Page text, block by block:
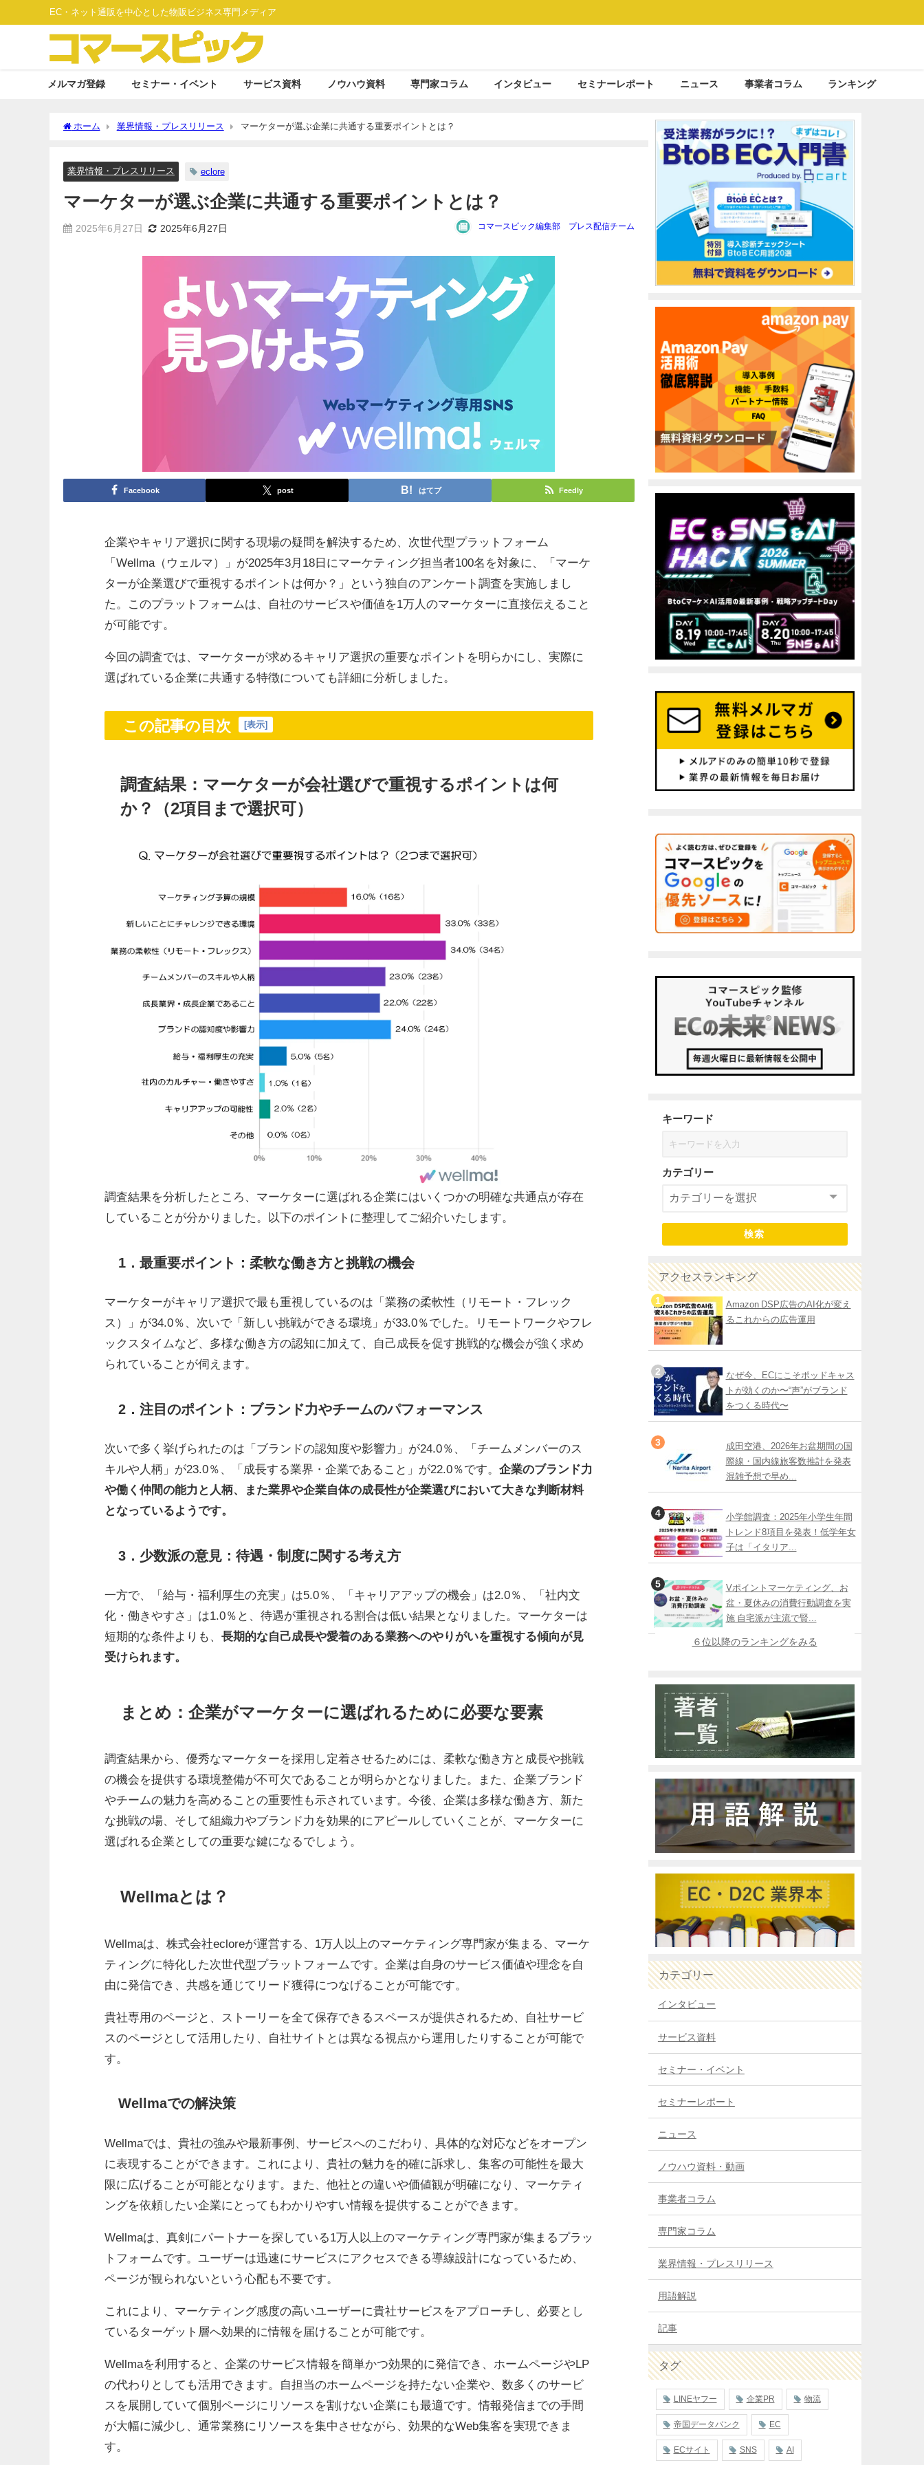
EC・ネット通販を中心とした物販ビジネス専門メディア
メルマガ登録 セミナー・イベント サービス資料 ノウハウ資料 専門家コラム インタビュー セミナーレポート ニュース 事業者コラム ランキング
ホーム 業界情報・プレスリリース マーケターが選ぶ企業に共通する重要ポイントとは？
業界情報・プレスリリース eclore
マーケターが選ぶ企業に共通する重要ポイントとは？
2025年6月27日 2025年6月27日 コマースピック編集部 プレス配信チーム
Facebook post はてブ Feedly
企業やキャリア選択に関する現場の疑問を解決するため、次世代型プラットフォーム
「Wellma（ウェルマ）」が2025年3月18日にマーケティング担当者100名を対象に、「マーケ
ターが企業選びで重視するポイントは何か？」という独自のアンケート調査を実施しまし
た。このプラットフォームは、自社のサービスや価値を1万人のマーケターに直接伝えること
が可能です。
今回の調査では、マーケターが求めるキャリア選択の重要なポイントを明らかにし、実際に
選ばれている企業に共通する特徴についても詳細に分析しました。
この記事の目次 [表示]
調査結果：マーケターが会社選びで重視するポイントは何
か？（2項目まで選択可）
調査結果を分析したところ、マーケターに選ばれる企業にはいくつかの明確な共通点が存在
していることが分かりました。以下のポイントに整理してご紹介いたします。
1．最重要ポイント：柔軟な働き方と挑戦の機会
マーケターがキャリア選択で最も重視しているのは「業務の柔軟性（リモート・フレック
ス）」が34.0％、次いで「新しい挑戦ができる環境」が33.0％でした。リモートワークやフレ
ックスタイムなど、多様な働き方の認知に加えて、自己成長を促す挑戦的な機会が強く求め
られていることが伺えます。
2．注目のポイント：ブランド力やチームのパフォーマンス
次いで多く挙げられたのは「ブランドの認知度や影響力」が24.0％、「チームメンバーのス
キルや人柄」が23.0％、「成長する業界・企業であること」が22.0％です。 企業のブランド力
や働く仲間の能力と人柄、また業界や企業自体の成長性が企業選びにおいて大きな判断材料
となっているようです。
3．少数派の意見：待遇・制度に関する考え方
一方で、「給与・福利厚生の充実」は5.0％、「キャリアアップの機会」は2.0％、「社内文
化・働きやすさ」は1.0％と、待遇が重視される割合は低い結果となりました。マーケターは
短期的な条件よりも、 長期的な自己成長や愛着のある業務へのやりがいを重視する傾向が見
受けられます。
まとめ：企業がマーケターに選ばれるために必要な要素
調査結果から、優秀なマーケターを採用し定着させるためには、柔軟な働き方と成長や挑戦
の機会を提供する環境整備が不可欠であることが明らかとなりました。また、企業ブランド
やチームの魅力を高めることの重要性も示されています。今後、企業は多様な働き方、新た
な挑戦の場、そして組織力やブランド力を効果的にアピールしていくことが、マーケターに
選ばれる企業としての重要な鍵になるでしょう。
Wellmaとは？
Wellmaは、株式会社ecloreが運営する、1万人以上のマーケティング専門家が集まる、マーケ
ティングに特化した次世代型プラットフォームです。企業は自身のサービス価値や理念を自
由に発信でき、共感を通じてリード獲得につなげることが可能です。
貴社専用のページと、ストーリーを全て保存できるスペースが提供されるため、自社サービ
スのページとして活用したり、自社サイトとは異なる視点から運用したりすることが可能で
す。
Wellmaでの解決策
Wellmaでは、貴社の強みや最新事例、サービスへのこだわり、具体的な対応などをオープン
に表現することができます。これにより、貴社の魅力を的確に訴求し、集客の可能性を最大
限に広げることが可能となります。また、他社との違いや価値観が明確になり、マーケティ
ングを依頼したい企業にとってもわかりやすい情報を提供することができます。
Wellmaは、真剣にパートナーを探している1万人以上のマーケティング専門家が集まるプラッ
トフォームです。ユーザーは迅速にサービスにアクセスできる導線設計になっているため、
ページが観られないという心配も不要です。
これにより、マーケティング感度の高いユーザーに貴社サービスをアプローチし、必要とし
ているターゲット層へ効果的に情報を届けることが可能です。
Wellmaを利用すると、企業のサービス情報を簡単かつ効果的に発信でき、ホームページやLP
の代わりとしても活用できます。自担当のホームページを持たない企業や、数多くのサービ
スを展開していて個別ページにリソースを割けない企業にも最適です。情報発信までの手間
が大幅に減少し、通常業務にリソースを集中させながら、効果的なWeb集客を実現できま
す。
キーワード
カテゴリー
検索
アクセスランキング
Amazon DSP広告のAI化が変え
るこれからの広告運用
なぜ今、ECにこそポッドキャス
トが効くのか〜“声”がブランド
をつくる時代〜
成田空港、2026年お盆期間の国
際線・国内線旅客数推計を発表
混雑予想で早め...
小学館調査：2025年小学生年間
トレンド8項目を発表！低学年女
子は「イタリア...
Vポイントマーケティング、お
盆・夏休みの消費行動調査を実
施 自宅派が主流で賢...
６位以降のランキングをみる
カテゴリー
インタビュー
サービス資料
セミナー・イベント
セミナーレポート
ニュース
ノウハウ資料・動画
事業者コラム
専門家コラム
業界情報・プレスリリース
用語解説
記事
タグ
LINEヤフー 企業PR 物流
帝国データバンク EC
ECサイト SNS AI